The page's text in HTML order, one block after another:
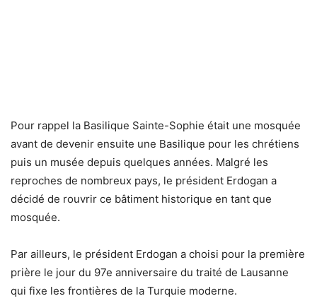
Pour rappel la Basilique Sainte-Sophie était une mosquée
avant de devenir ensuite une Basilique pour les chrétiens
puis un musée depuis quelques années. Malgré les
reproches de nombreux pays, le président Erdogan a
décidé de rouvrir ce bâtiment historique en tant que
mosquée.
Par ailleurs, le président Erdogan a choisi pour la première
prière le jour du 97e anniversaire du traité de Lausanne
qui fixe les frontières de la Turquie moderne.